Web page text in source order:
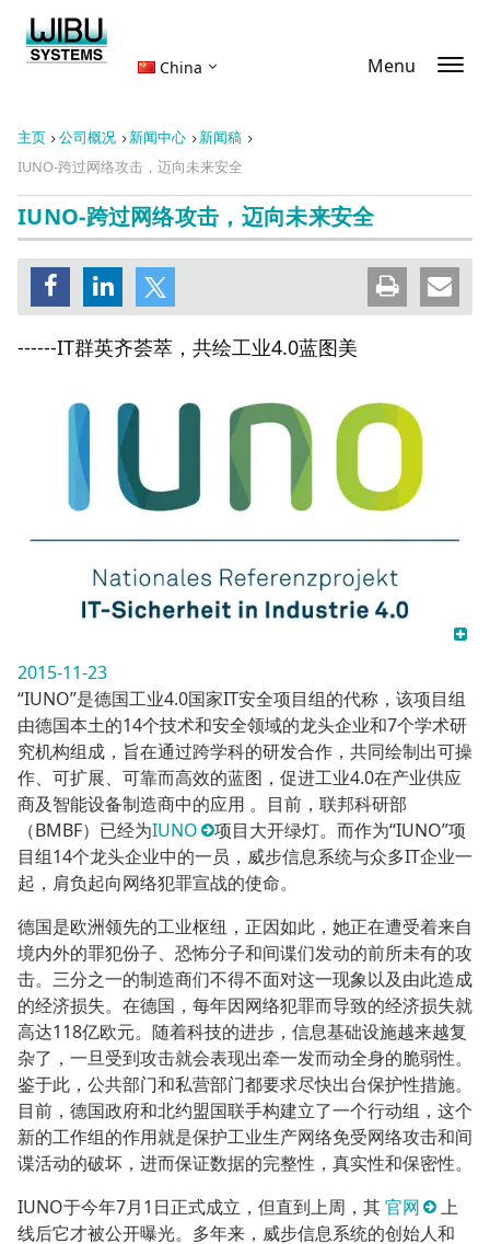
China Menu
主页 公司概况 新闻中心
新闻稿
IUNO-跨过网络攻击，迈向未来安全
IUNO-跨过网络攻击，迈向未来安全
------IT群英齐荟萃，共绘工业4.0蓝图美
2015-11-23
“IUNO”是德国工业4.0国家IT安全项目组的代称，该项目组
由德国本土的14个技术和安全领域的龙头企业和7个学术研
究机构组成，旨在通过跨学科的研发合作，共同绘制出可操
作、可扩展、可靠而高效的蓝图，促进工业4.0在产业供应
商及智能设备制造商中的应用 。目前，联邦科研部
（BMBF）已经为IUNO
项目大开绿灯。而作为“IUNO”项
目组14个龙头企业中的一员，威步信息系统与众多IT企业一
起，肩负起向网络犯罪宣战的使命。
德国是欧洲领先的工业枢纽，正因如此，她正在遭受着来自
境内外的罪犯份子、恐怖分子和间谍们发动的前所未有的攻
击。三分之一的制造商们不得不面对这一现象以及由此造成
的经济损失。在德国，每年因网络犯罪而导致的经济损失就
高达118亿欧元。随着科技的进步，信息基础设施越来越复
杂了，一旦受到攻击就会表现出牵一发而动全身的脆弱性。
鉴于此，公共部门和私营部门都要求尽快出台保护性措施。
目前，德国政府和北约盟国联手构建立了一个行动组，这个
新的工作组的作用就是保护工业生产网络免受网络攻击和间
谍活动的破坏，进而保证数据的完整性，真实性和保密性。
IUNO于今年7月1日正式成立，但直到上周，其官网
上
线后它才被公开曝光。多年来，威步信息系统的创始人和